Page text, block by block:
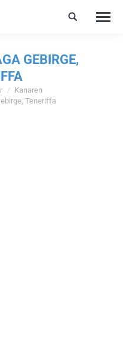
GEBIRGE,
Kanaren
Teneriffa